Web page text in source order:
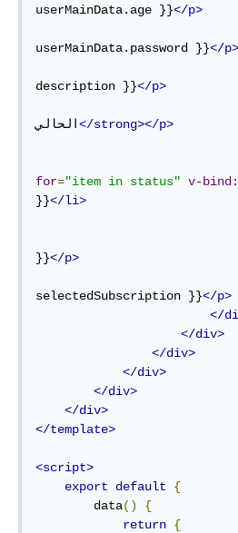
userMainData.age }}</p>
userMainData.password }}</p>
description }}</p>
الحالي </strong></p>
for="item in status" v-
}}</li>
}}</p>
selectedSubscription }}</p>
</
</div>
</div>
</div>
</div>
</div>
</template>
<script>
export
default
{
        data
()
{
return {